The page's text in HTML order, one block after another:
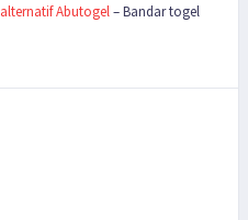
Abutogel– Bandar togel